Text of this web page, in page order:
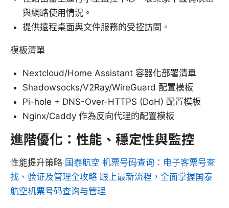
與網路使用情況。
提供遠程桌面與文件服務的受控訪問。
模板清單
Nextcloud/Home Assistant 容器化部署清單
Shadowsocks/V2Ray/WireGuard 配置模板
Pi-hole + DNS-Over-HTTPS (DoH) 配置模板
Nginx/Caddy 作為反向代理的配置模板
進階優化：性能、穩定性與監控
性能提升策略 国泰航空 机票号码查询：电子客票号查
找、验证及管理全攻略 跟上最新流程，全面掌握国泰
航空机票号码查询与管理